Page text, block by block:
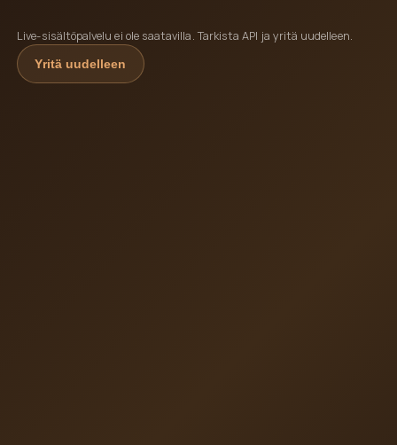
Live-sisältöpalvelu ei ole saatavilla. Tarkista API ja yritä uudelleen.
Yritä uudelleen